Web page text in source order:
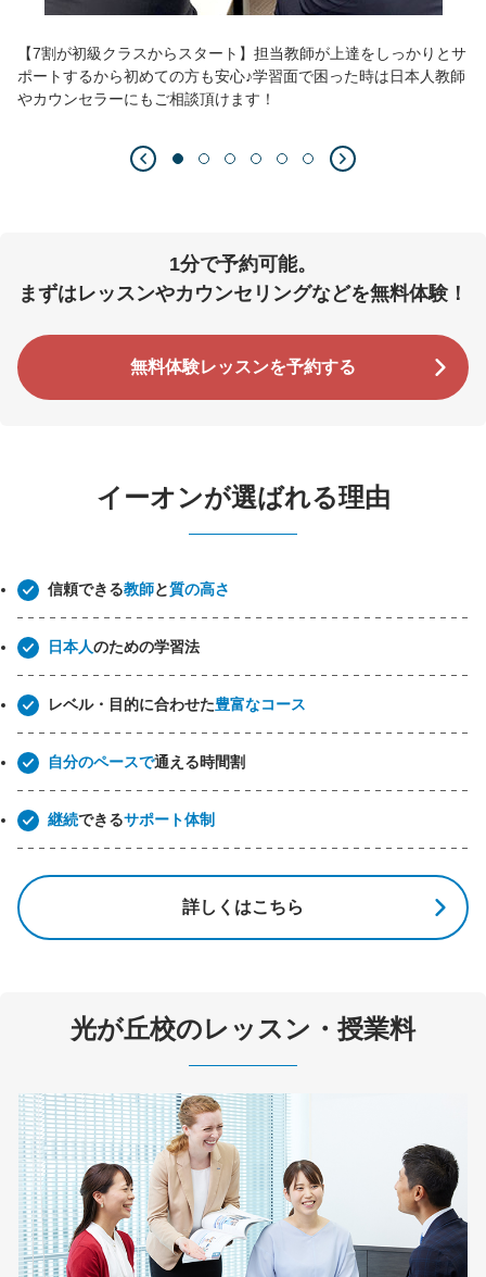
【7割が初級クラスからスタート】担当教師が上達をしっかりとサ
ポートするから初めての方も安心♪学習面で困った時は日本人教師
やカウンセラーにもご相談頂けます！
1分で予約可能。
まずはレッスンやカウンセリングなどを無料体験！
無料体験レッスンを予約する
イーオンが選ばれる理由
信頼できる教師と質の高さ
日本人のための学習法
レベル・目的に合わせた豊富なコース
自分のペースで通える時間割
継続できるサポート体制
詳しくはこちら
光が丘校のレッスン・授業料